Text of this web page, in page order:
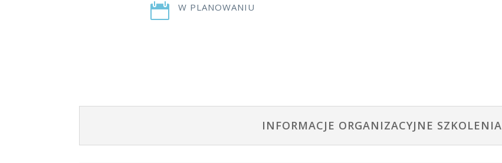
 W PLANOWANIU
INFORMACJE ORGANIZACYJNE SZKOLENIA